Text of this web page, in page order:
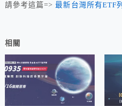
請參考這篇=>最新台灣所有ETF
相關